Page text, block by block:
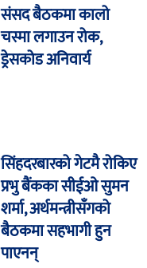
संसद बैठकमा कालो
चस्मा लगाउन रोक,
ड्रेसकोड अनिवार्य
सिंहदरबारको गेटमै रोकिए
प्रभु बैंकका सीईओ सुमन
शर्मा, अर्थमन्त्रीसँगको
बैठकमा सहभागी हुन
पाएनन्